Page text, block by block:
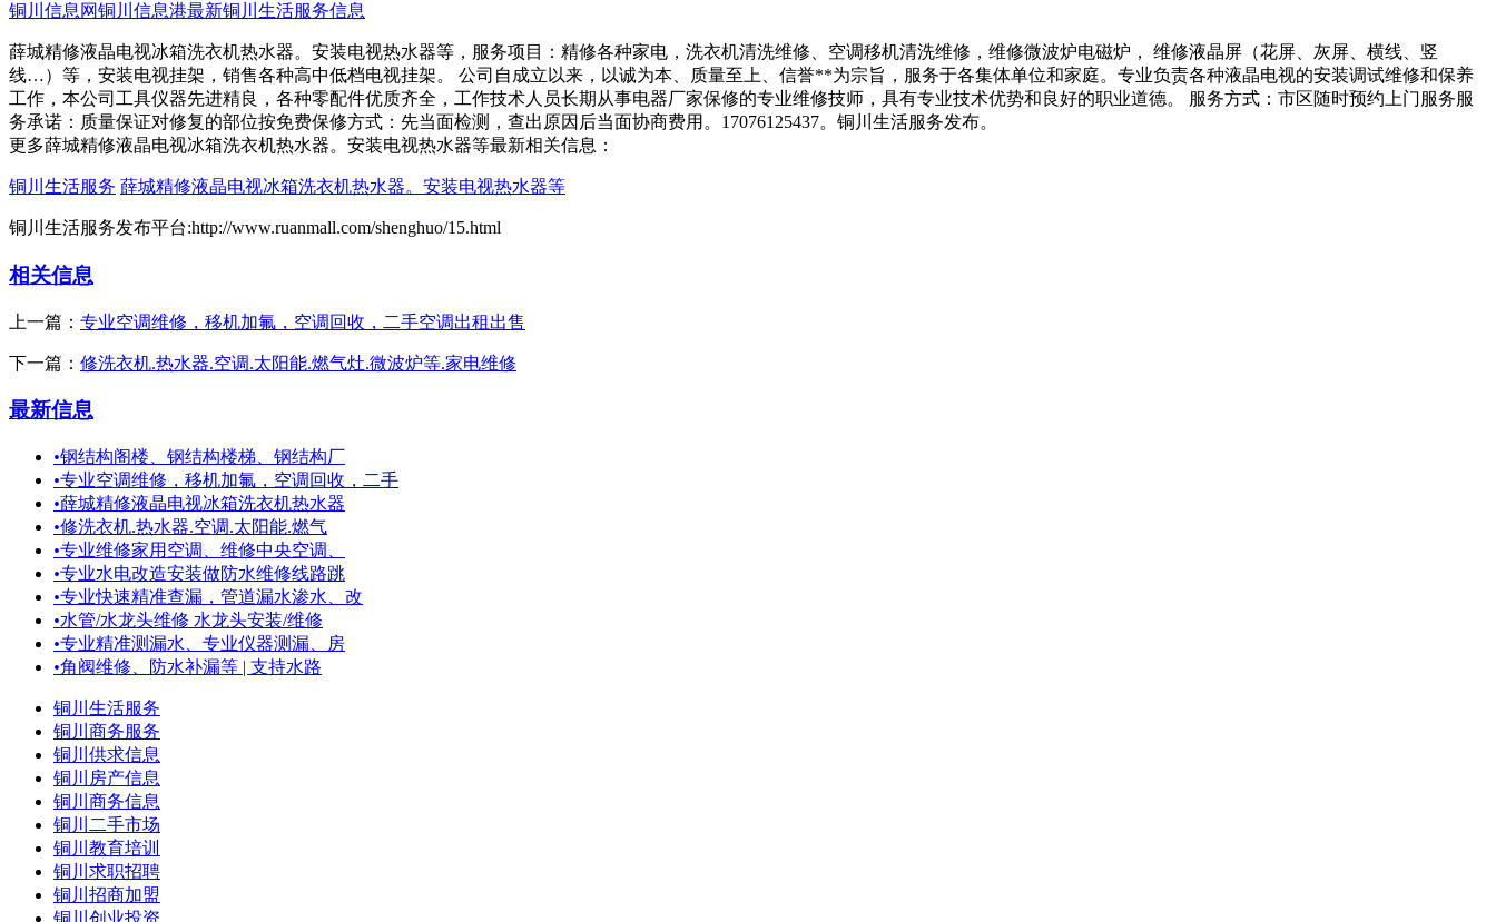
铜川信息网铜川信息港最新铜川生活服务信息
薛城精修液晶电视冰箱洗衣机热水器。安装电视热水器等，服务项目：精修各种家电，洗衣机清洗维修、空调移机清洗维修，维修微波炉电磁炉， 维修液晶屏（花屏、灰屏、横线、竖
线…）等，安装电视挂架，销售各种高中低档电视挂架。 公司自成立以来，以诚为本、质量至上、信誉**为宗旨，服务于各集体单位和家庭。专业负责各种液晶电视的安装调试维修和保养
工作，本公司工具仪器先进精良，各种零配件优质齐全，工作技术人员长期从事电器厂家保修的专业维修技师，具有专业技术优势和良好的职业道德。 服务方式：市区随时预约上门服务服
务承诺：质量保证对修复的部位按免费保修方式：先当面检测，查出原因后当面协商费用。17076125437。铜川生活服务发布。
更多薛城精修液晶电视冰箱洗衣机热水器。安装电视热水器等最新相关信息：
铜川生活服务 薛城精修液晶电视冰箱洗衣机热水器。安装电视热水器等
铜川生活服务发布平台:http://www.ruanmall.com/shenghuo/15.html
相关信息
上一篇： 专业空调维修，移机加氟，空调回收，二手空调出租出售
下一篇： 修洗衣机.热水器.空调.太阳能.燃气灶.微波炉等.家电维修
最新信息
•钢结构阁楼、钢结构楼梯、钢结构厂
•专业空调维修，移机加氟，空调回收，二手
•薛城精修液晶电视冰箱洗衣机热水器
•修洗衣机.热水器.空调.太阳能.燃气
•专业维修家用空调、维修中央空调、
•专业水电改造安装做防水维修线路跳
•专业快速精准查漏，管道漏水渗水、改
•水管/水龙头维修 水龙头安装/维修
•专业精准测漏水、专业仪器测漏、房
•角阀维修、防水补漏等 | 支持水路
铜川生活服务
铜川商务服务
铜川供求信息
铜川房产信息
铜川商务信息
铜川二手市场
铜川教育培训
铜川求职招聘
铜川招商加盟
铜川创业投资